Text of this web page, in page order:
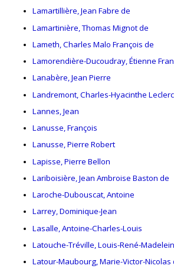
Lamartillière, Jean Fabre de
Lamartinière, Thomas Mignot de
Lameth, Charles Malo François de
Lamorendière-Ducoudray, Étienne
Lanabère, Jean Pierre
Landremont, Charles-Hyacinthe
Lannes, Jean
Lanusse, François
Lanusse, Pierre Robert
Lapisse, Pierre Bellon
Lariboisière, Jean Ambroise Baston de
Laroche-Dubouscat, Antoine
Larrey, Dominique-Jean
Lasalle, Antoine-Charles-Louis
Latouche-Tréville, Louis-René-
Latour-Maubourg, Marie-Victor-Nicolas